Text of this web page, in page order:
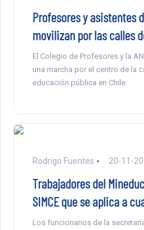
Profesores y asistentes
movilizan por las calles
El Colegio de Profesores y la
una marcha por el centro de la
educación pública en Chile.
Rodrigo Fuentes 20-11-
Trabajadores del
SIMCE que se aplica a
Los funcionarios de la